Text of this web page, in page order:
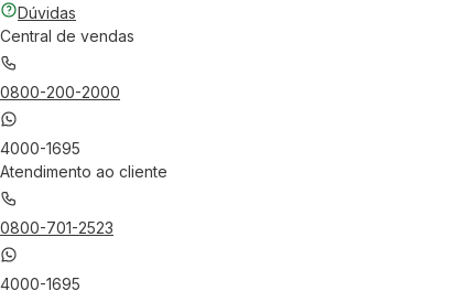
Dúvidas
Central de vendas
0800-200-2000
4000-1695
Atendimento ao cliente
0800-701-2523
4000-1695